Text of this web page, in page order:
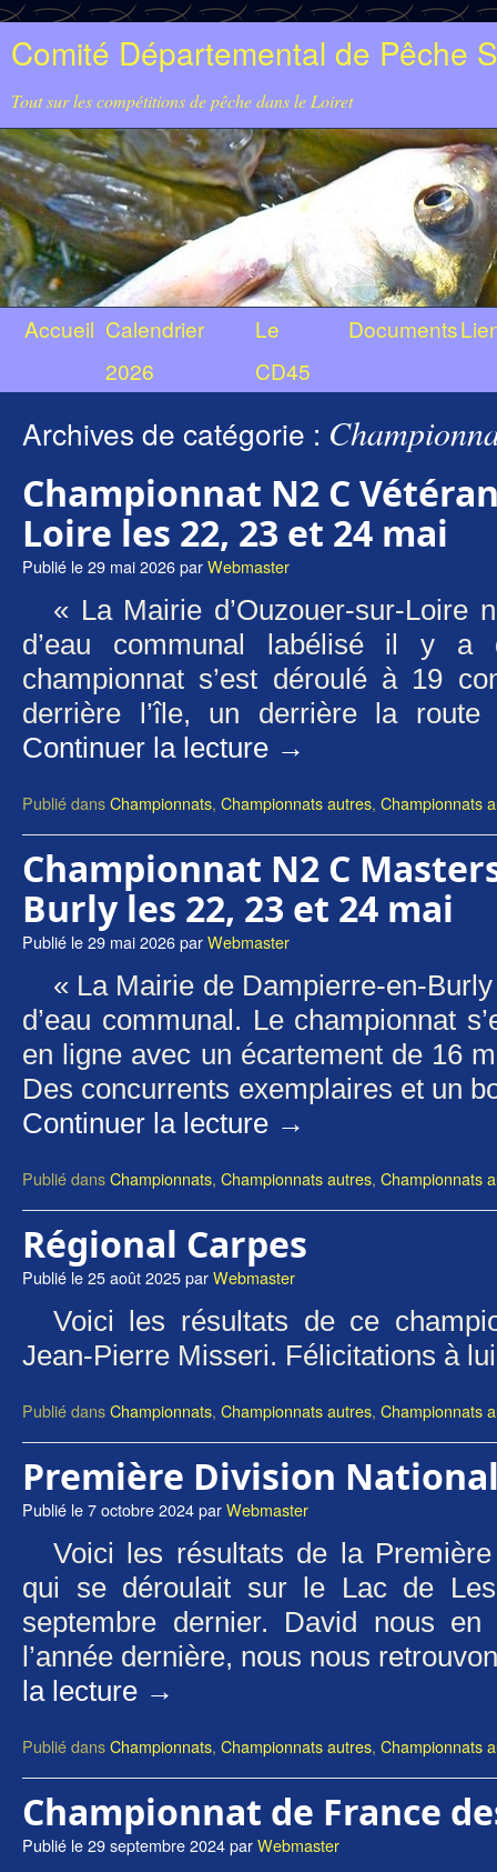
Comité Départemental de Pêche
Tout sur les compétitions de pêche dans le Loiret
Accueil Calendrier
2026
Le
CD45
Documents
Archives de catégorie :
Championnat N2 C
Loire les 22, 23 et 24 mai
Publié le29 mai 2026parWebmaster
« La Mairie d’Ouzouer-sur-Loire
d’eau communal labélisé il y a
championnat s’est déroulé à 19
derrière l’île, un derrière la
Continuer la lecture →
Publié dansChampionnats, Championnats autres, Championnats
Championnat N2 C
Burly les 22, 23 et 24 mai
Publié le29 mai 2026parWebmaster
« La Mairie de Dampierre-en-
d’eau communal. Le championnat
en ligne avec un écartement de 16
Des concurrents exemplaires et un
Continuer la lecture →
Publié dansChampionnats, Championnats autres, Championnats
Régional Carpes
Publié le25 août 2025parWebmaster
Voici les résultats de ce
Jean-Pierre Misseri. Félicitations à
Publié dansChampionnats, Championnats autres, Championnats
Première Division
Publié le7 octobre 2024parWebmaster
Voici les résultats de la
qui se déroulait sur le Lac de
septembre dernier. David nous
l’année dernière, nous nous
la lecture →
Publié dansChampionnats, Championnats autres, Championnats
Championnat de France
Publié le29 septembre 2024parWebmaster